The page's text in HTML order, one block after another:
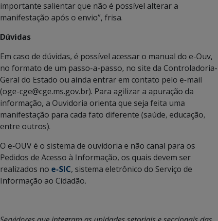
importante salientar que não é possível alterar a
manifestação após o envio”, frisa.
Dúvidas
Em caso de dúvidas, é possível acessar o manual do e-Ouv,
no formato de um passo-a-passo, no site da Controladoria-
Geral do Estado ou ainda entrar em contato pelo e-mail
(oge-cge@cge.ms.gov.br). Para agilizar a apuração da
informação, a Ouvidoria orienta que seja feita uma
manifestação para cada fato diferente (saúde, educação,
entre outros).
O e-OUV é o sistema de ouvidoria e não canal para os
Pedidos de Acesso à Informação, os quais devem ser
realizados no e-SIC, sistema eletrônico do Serviço de
Informação ao Cidadão.